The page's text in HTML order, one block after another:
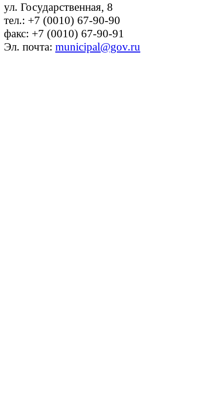
ул. Государственная, 8
тел.: +7 (0010) 67-90-90
факс: +7 (0010) 67-90-91
Эл. почта: municipal@gov.ru